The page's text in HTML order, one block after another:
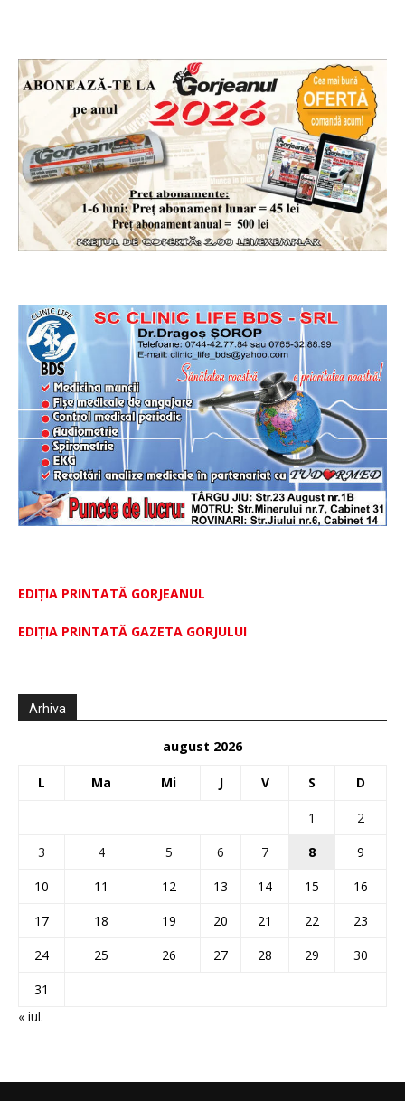
EDIȚIA PRINTATĂ GORJEANUL
EDIŢIA PRINTATĂ GAZETA GORJULUI
Arhiva
august 2026
L Ma Mi J V S D
1
2
3
4 5 6 7 8
9
10
11 12 13 14 15
16
17
18 19 20 21 22
23
24
25 26 27 28 29
30
31
« iul.